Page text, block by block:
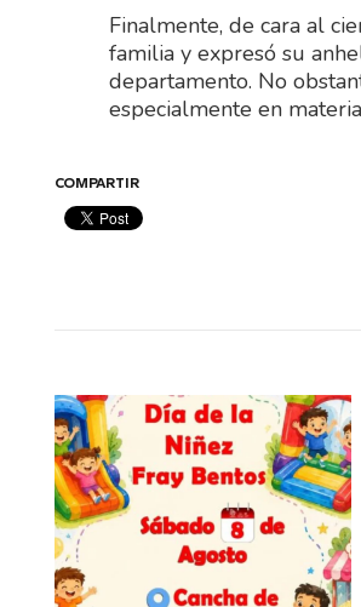
Finalmente, de cara al
familia y expresó su
departamento. No
especialmente en
COMPARTIR